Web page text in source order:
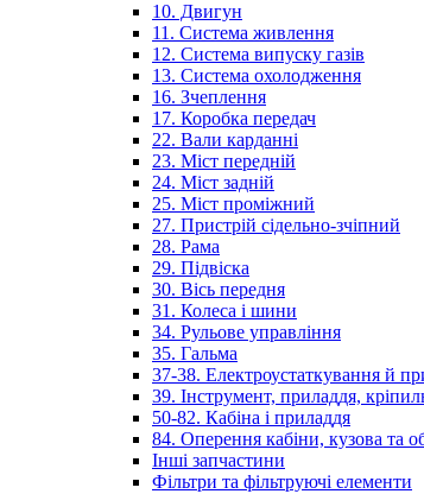
10. Двигун
11. Система живлення
12. Система випуску газів
13. Система охолодження
16. Зчеплення
17. Коробка передач
22. Вали карданні
23. Міст передній
24. Міст задній
25. Міст проміжний
27. Пристрій сідельно-зчіпний
28. Рама
29. Підвіска
30. Вісь передня
31. Колеса і шини
34. Рульове управління
35. Гальма
37-38. Електроустаткування й
39. Інструмент, приладдя,
50-82. Кабіна і приладдя
84. Оперення кабіни, кузова та
Інші запчастини
Фільтри та фільтруючі елементи